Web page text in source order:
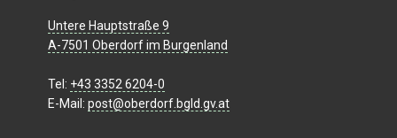
Untere Hauptstraße 9
A-7501 Oberdorf im Burgenland
Tel: +43 3352 6204-0
E-Mail: post@oberdorf.bgld.gv.at